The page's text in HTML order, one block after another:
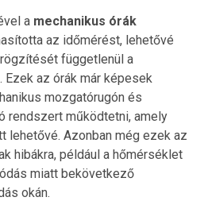
a mechanikus órák
az időmérést, lehetővé
függetlenül a
az órák már képesek
mozgatórugón és
rendszert működtetni, amely
lehetővé. Azonban még ezek az
hibákra, például a hőmérséklet
miatt bekövetkező
okán.